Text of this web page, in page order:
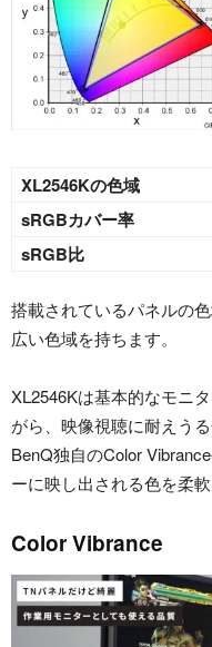
XL2546Kの色域
sRGBカバー率
sRGB比
搭載されているパネルの
広い色域を持ちます。
XL2546Kは基本的なモニ
がら、映像視聴に耐えう
BenQ独自のColor
ーに映し出される色を柔
Color Vibrance